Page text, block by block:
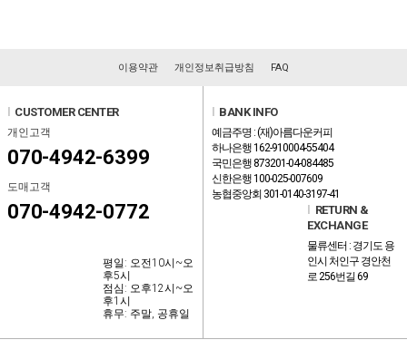
이용약관 개인정보취급방침 FAQ
CUSTOMER CENTER
개인고객
070-4942-6399
도매고객
070-4942-0772
평일: 오전10시~오
후5시
점심: 오후12시~오
후1시
휴무: 주말, 공휴일
BANK INFO
예금주명 : (재)아름다운커피
하나은행 162-910004-55404
국민은행 873201-04-084485
신한은행 100-025-007609
농협중앙회 301-0140-3197-41
RETURN &
EXCHANGE
물류센터 : 경기도 용
인시 처인구 경안천
로 256번길 69